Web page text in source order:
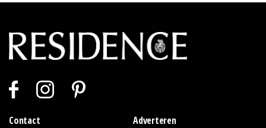
Contact
Adverteren